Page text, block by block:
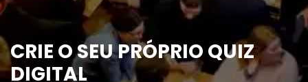
CRIE O SEU PRÓPRIO QUIZ
DIGITAL